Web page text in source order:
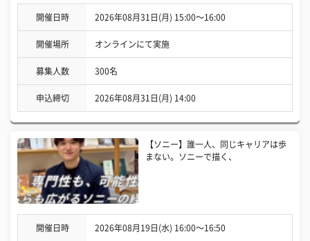
開催日時 2026年08月31日(月) 15:00〜16:00
開催場所 オンラインにて実施
募集人数 300名
申込締切 2026年08月31日(月) 14:00
【ソニー】誰一人、同じキャリアは歩
まない。ソニーで描く、
開催日時 2026年08月19日(水) 16:00〜16:50